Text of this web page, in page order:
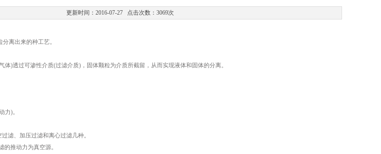
更新时间：2016-07-27 点击次数：3069次
离出来的种工艺。
体)透过可渗性介质(过滤介质)，固体颗粒为介质所截留，从而实现液体和固体的分离。
力)。
滤、加压过滤和离心过滤几种。
推动力为真空源。